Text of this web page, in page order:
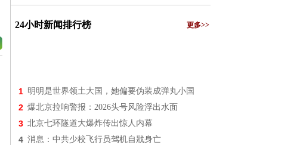
24小时新闻排行榜 更多>>
1 明明是世界领土大国，她偏要伪装成弹丸小国
2 爆北京拉响警报：2026头号风险浮出水面
3 北京七环隧道大爆炸传出惊人内幕
4 消息：中共少校飞行员驾机自戕身亡